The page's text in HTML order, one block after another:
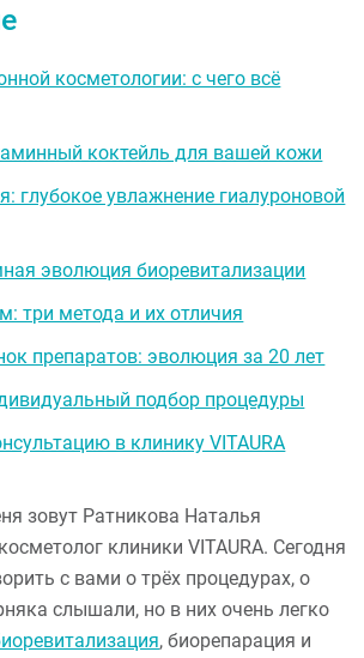
косметологии: с чего всё
коктейль для вашей кожи
глубокое увлажнение гиалуроновой
эволюция биоревитализации
три метода и их отличия
препаратов: эволюция за 20 лет
подбор процедуры
в клинику VITAURA
зовут Ратникова Наталья
клиники VITAURA. Сегодня
с вами о трёх процедурах, о
слышали, но в них очень легко
, биорепарация и